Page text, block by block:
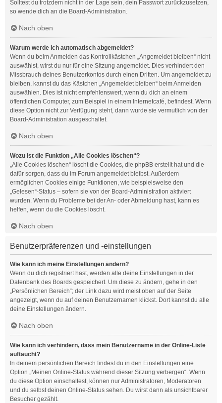
Solltest du trotzdem nicht in der Lage sein, dein Passwort zurückzusetzen,
so wende dich an die Board-Administration.
Nach oben
Warum werde ich automatisch abgemeldet?
Wenn du beim Anmelden das Kontrollkästchen „Angemeldet bleiben“ nicht
auswählst, wirst du nur für eine Sitzung angemeldet. Dies verhindert den
Missbrauch deines Benutzerkontos durch einen Dritten. Um angemeldet zu
bleiben, kannst du das Kästchen „Angemeldet bleiben“ beim Anmelden
auswählen. Dies ist nicht empfehlenswert, wenn du dich an einem
öffentlichen Computer, zum Beispiel in einem Internetcafé, befindest. Wenn
diese Option nicht zur Verfügung steht, dann wurde sie vermutlich von der
Board-Administration ausgeschaltet.
Nach oben
Wozu ist die Funktion „Alle Cookies löschen“?
„Alle Cookies löschen“ löscht die Cookies, die phpBB erstellt hat und die
dafür sorgen, dass du im Forum angemeldet bleibst. Außerdem
ermöglichen Cookies einige Funktionen, wie beispielsweise den
„Gelesen“-Status – sofern sie von der Board-Administration aktiviert
wurden. Wenn du Probleme bei der An- oder Abmeldung hast, kann es
helfen, wenn du die Cookies löscht.
Nach oben
Benutzerpräferenzen und -einstellungen
Wie kann ich meine Einstellungen ändern?
Wenn du dich registriert hast, werden alle deine Einstellungen in der
Datenbank des Boards gespeichert. Um diese zu ändern, gehe in den
„Persönlichen Bereich“; der Link dazu wird meist oben auf der Seite
angezeigt, wenn du auf deinen Benutzernamen klickst. Dort kannst du alle
deine Einstellungen ändern.
Nach oben
Wie kann ich verhindern, dass mein Benutzername in der Online-Liste
auftaucht?
In deinem persönlichen Bereich findest du in den Einstellungen eine
Option „Meinen Online-Status während dieser Sitzung verbergen“. Wenn
du diese Option einschaltest, können nur Administratoren, Moderatoren
und du selbst deinen Online-Status sehen. Du wirst dann als unsichtbarer
Besucher gezählt.